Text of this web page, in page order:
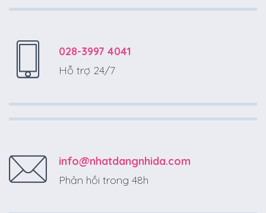
028-3997 4041
Hỗ trợ 24/7
info@nhatdangnhida.com
Phản hồi trong 48h